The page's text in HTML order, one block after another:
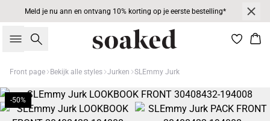
Meld je nu ann en ontvang 10% korting op je eerste bestelling*
Zoeken
Front page Bekijk alle styles Jurken SLEmmy Jurk
-50%